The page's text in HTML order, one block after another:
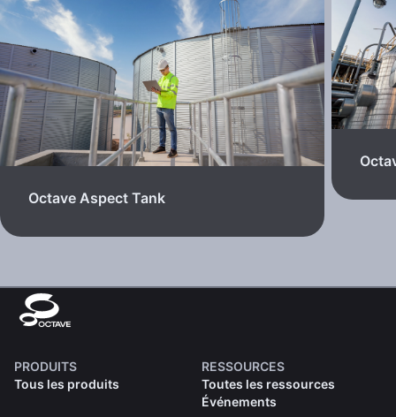
Octave Aspect Tank
PRODUITS
Tous les produits
RESSOURCES
Toutes les ressources
Événements